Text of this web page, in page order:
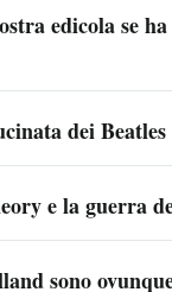
edicola se
dei Beatles
e la guerra
sono